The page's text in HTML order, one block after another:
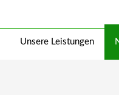
Unsere Leistungen